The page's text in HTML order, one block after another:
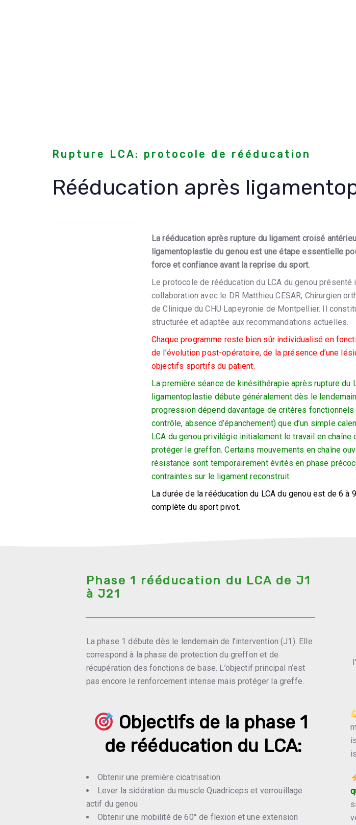
Rupture LCA: protocole de rééducation
Rééducation après
La rééducation après rupture du ligament croisé
ligamentoplastie du genou est une étape essentielle
force et confiance avant la reprise du sport.
Le protocole de rééducation du LCA du genou présenté
collaboration avec le DR Matthieu CESAR, Chirurgien
de Clinique du CHU Lapeyronie de Montpellier. Il
structurée et adaptée aux recommandations actuelles.
Chaque programme reste bien sûr individualisé en
de l’évolution post-opératoire, de la présence d’une
objectifs sportifs du patient.
La première séance de kinésithérapie après rupture du
ligamentoplastie débute généralement dès le
progression dépend davantage de critères
contrôle, absence d’épanchement) que d’un simple
LCA du genou privilégie initialement le travail en
protéger le greffon. Certains mouvements en chaîne
résistance sont temporairement évités en phase
contraintes sur le ligament reconstruit.
La durée de la rééducation du LCA du genou est de 6 à
complète du sport pivot.
Phase 1 rééducation du LCA de J1
à J21
La phase 1 débute dès le lendemain de l’intervention (J1). Elle
correspond à la phase de protection du greffon et de
récupération des fonctions de base. L’objectif principal n’est
pas encore le renforcement intense mais protéger la greffe.
Objectifs de la phase 1
de rééducation du LCA:
Obtenir une première cicatrisation
Lever la sidération du muscle Quadriceps et verrouillage
actif du genou
Obtenir une mobilité de 60° de flexion et une extension